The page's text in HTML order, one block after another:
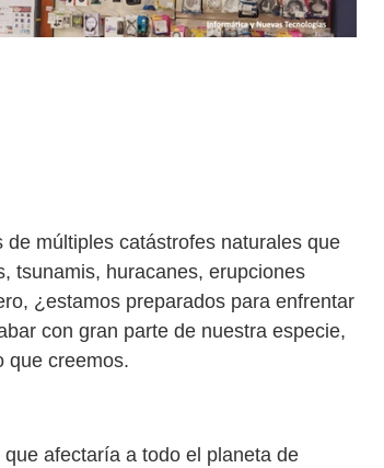
múltiples catástrofes naturales que
tsunamis, huracanes, erupciones
¿estamos preparados para enfrentar
con gran parte de nuestra especie,
que creemos.
afectaría a todo el planeta de